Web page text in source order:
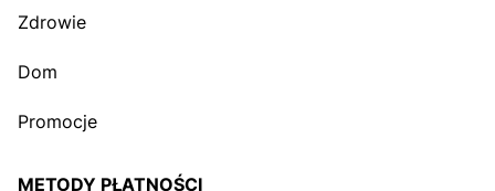
Zdrowie
Dom
Promocje
METODY PŁATNOŚCI